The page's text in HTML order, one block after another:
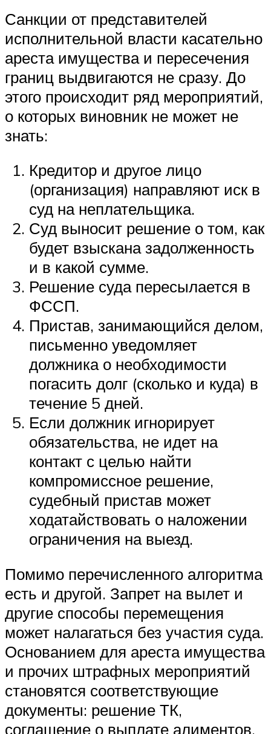
Санкции от представителей
исполнительной власти касательно
ареста имущества и пересечения
границ выдвигаются не сразу. До
этого происходит ряд мероприятий,
о которых виновник не может не
знать:
Кредитор и другое лицо
(организация) направляют иск в
суд на неплательщика.
Суд выносит решение о том, как
будет взыскана задолженность
и в какой сумме.
Решение суда пересылается в
ФССП.
Пристав, занимающийся делом,
письменно уведомляет
должника о необходимости
погасить долг (сколько и куда) в
течение 5 дней.
Если должник игнорирует
обязательства, не идет на
контакт с целью найти
компромиссное решение,
судебный пристав может
ходатайствовать о наложении
ограничения на выезд.
Помимо перечисленного алгоритма
есть и другой. Запрет на вылет и
другие способы перемещения
может налагаться без участия суда.
Основанием для ареста имущества
и прочих штрафных мероприятий
становятся соответствующие
документы: решение ТК,
соглашение о выплате алиментов,